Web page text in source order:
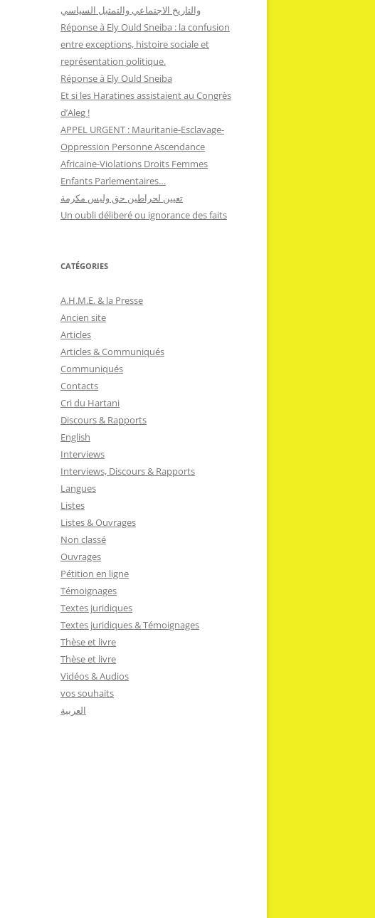
والتاريخ الاجتماعي والتمثيل السياسي
Réponse à Ely Ould Sneiba : la confusion
entre exceptions, histoire sociale et
représentation politique.
Réponse à Ely Ould Sneiba
Et si les Haratines assistaient au Congrès
d’Aleg !
APPEL URGENT : Mauritanie-Esclavage-
Oppression Personne Ascendance
Africaine-Violations Droits Femmes
Enfants Parlementaires…
تعيين لحراطين حق وليس مكرمة
Un oubli déliberé ou ignorance des faits
CATÉGORIES
A.H.M.E. & la Presse
Ancien site
Articles
Articles & Communiqués
Communiqués
Contacts
Cri du Hartani
Discours & Rapports
English
Interviews
Interviews, Discours & Rapports
Langues
Listes
Listes & Ouvrages
Non classé
Ouvrages
Pétition en ligne
Témoignages
Textes juridiques
Textes juridiques & Témoignages
Thèse et livre
Thèse et livre
Vidéos & Audios
vos souhaits
العربية